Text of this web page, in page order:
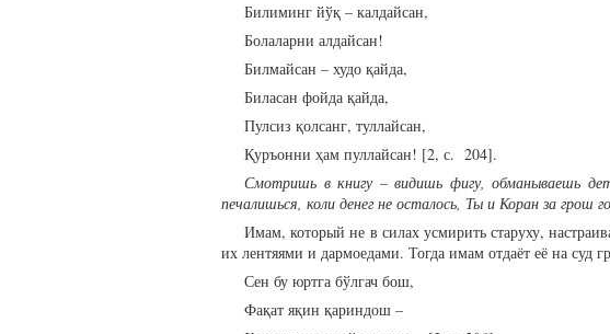
Билиминг йўқ – калдайсан,
Болаларни алдайсан!
Билмайсан – худо қайда,
Биласан фойда қайда,
Пулсиз қолсанг, туллайсан,
Қуръонни ҳам пуллайсан! [2, с. 204].
Смотришь в книгу – видишь фигу, обманываешь
печалишься, коли денег не осталось, Ты и Коран за грош
Имам, который не в силах усмирить старуху,
их лентяями и дармоедами. Тогда имам отдаёт её на суд
Сен бу юртга бўлгач бош,
Фақат яқин қариндош –